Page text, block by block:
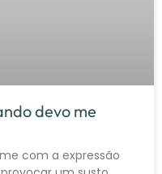
devo me
com a expressão